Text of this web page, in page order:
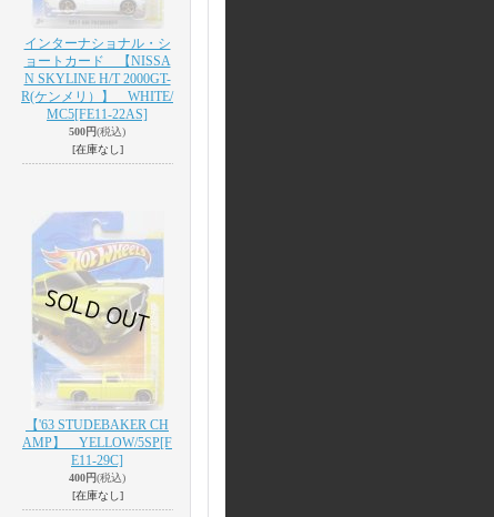
インターナショナル・シ
ョートカード 【NISSA
N SKYLINE H/T 2000GT-
R(ケンメリ）】 WHITE/
MC5[FE11-22AS]
500円(税込)
[在庫なし]
【'63 STUDEBAKER CH
AMP】 YELLOW/5SP[F
E11-29C]
400円(税込)
[在庫なし]